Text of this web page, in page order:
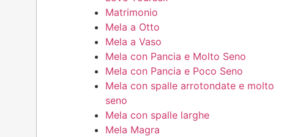
Matrimonio
Mela a Otto
Mela a Vaso
Mela con Pancia e Molto Seno
Mela con Pancia e Poco Seno
Mela con spalle arrotondate e molto
seno
Mela con spalle larghe
Mela Magra